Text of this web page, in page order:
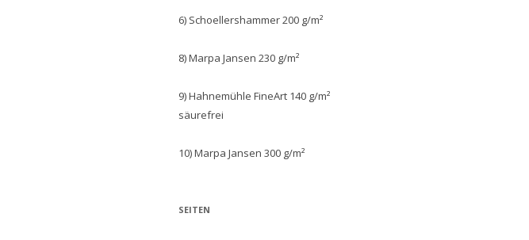
6) Schoellershammer 200 g/m²
8) Marpa Jansen 230 g/m²
9) Hahnemühle FineArt 140 g/m²
säurefrei
10) Marpa Jansen 300 g/m²
SEITEN